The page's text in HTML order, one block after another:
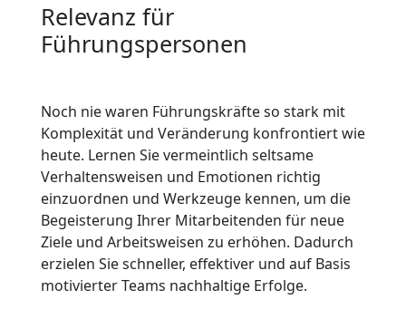
Relevanz für
Führungspersonen
Noch nie waren Führungskräfte so stark mit
Komplexität und Veränderung konfrontiert wie
heute. Lernen Sie vermeintlich seltsame
Verhaltensweisen und Emotionen richtig
einzuordnen und Werkzeuge kennen, um die
Begeisterung Ihrer Mitarbeitenden für neue
Ziele und Arbeitsweisen zu erhöhen. Dadurch
erzielen Sie schneller, effektiver und auf Basis
motivierter Teams nachhaltige Erfolge.